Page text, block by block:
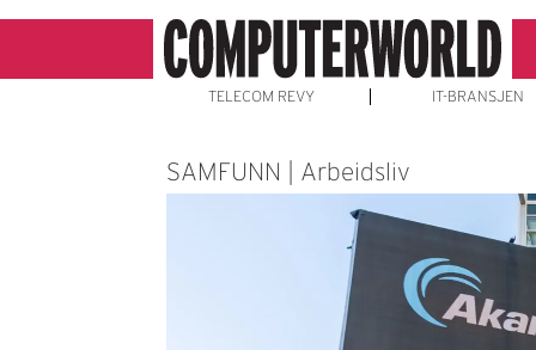
TELECOM REVY IT-BRANSJEN
SAMFUNN | Arbeidsliv